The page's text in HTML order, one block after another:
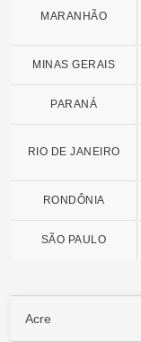
MARANHÃO
MINAS GERAIS
PARANÁ
RIO DE JANEIRO
RONDÔNIA
SÃO PAULO
Acre